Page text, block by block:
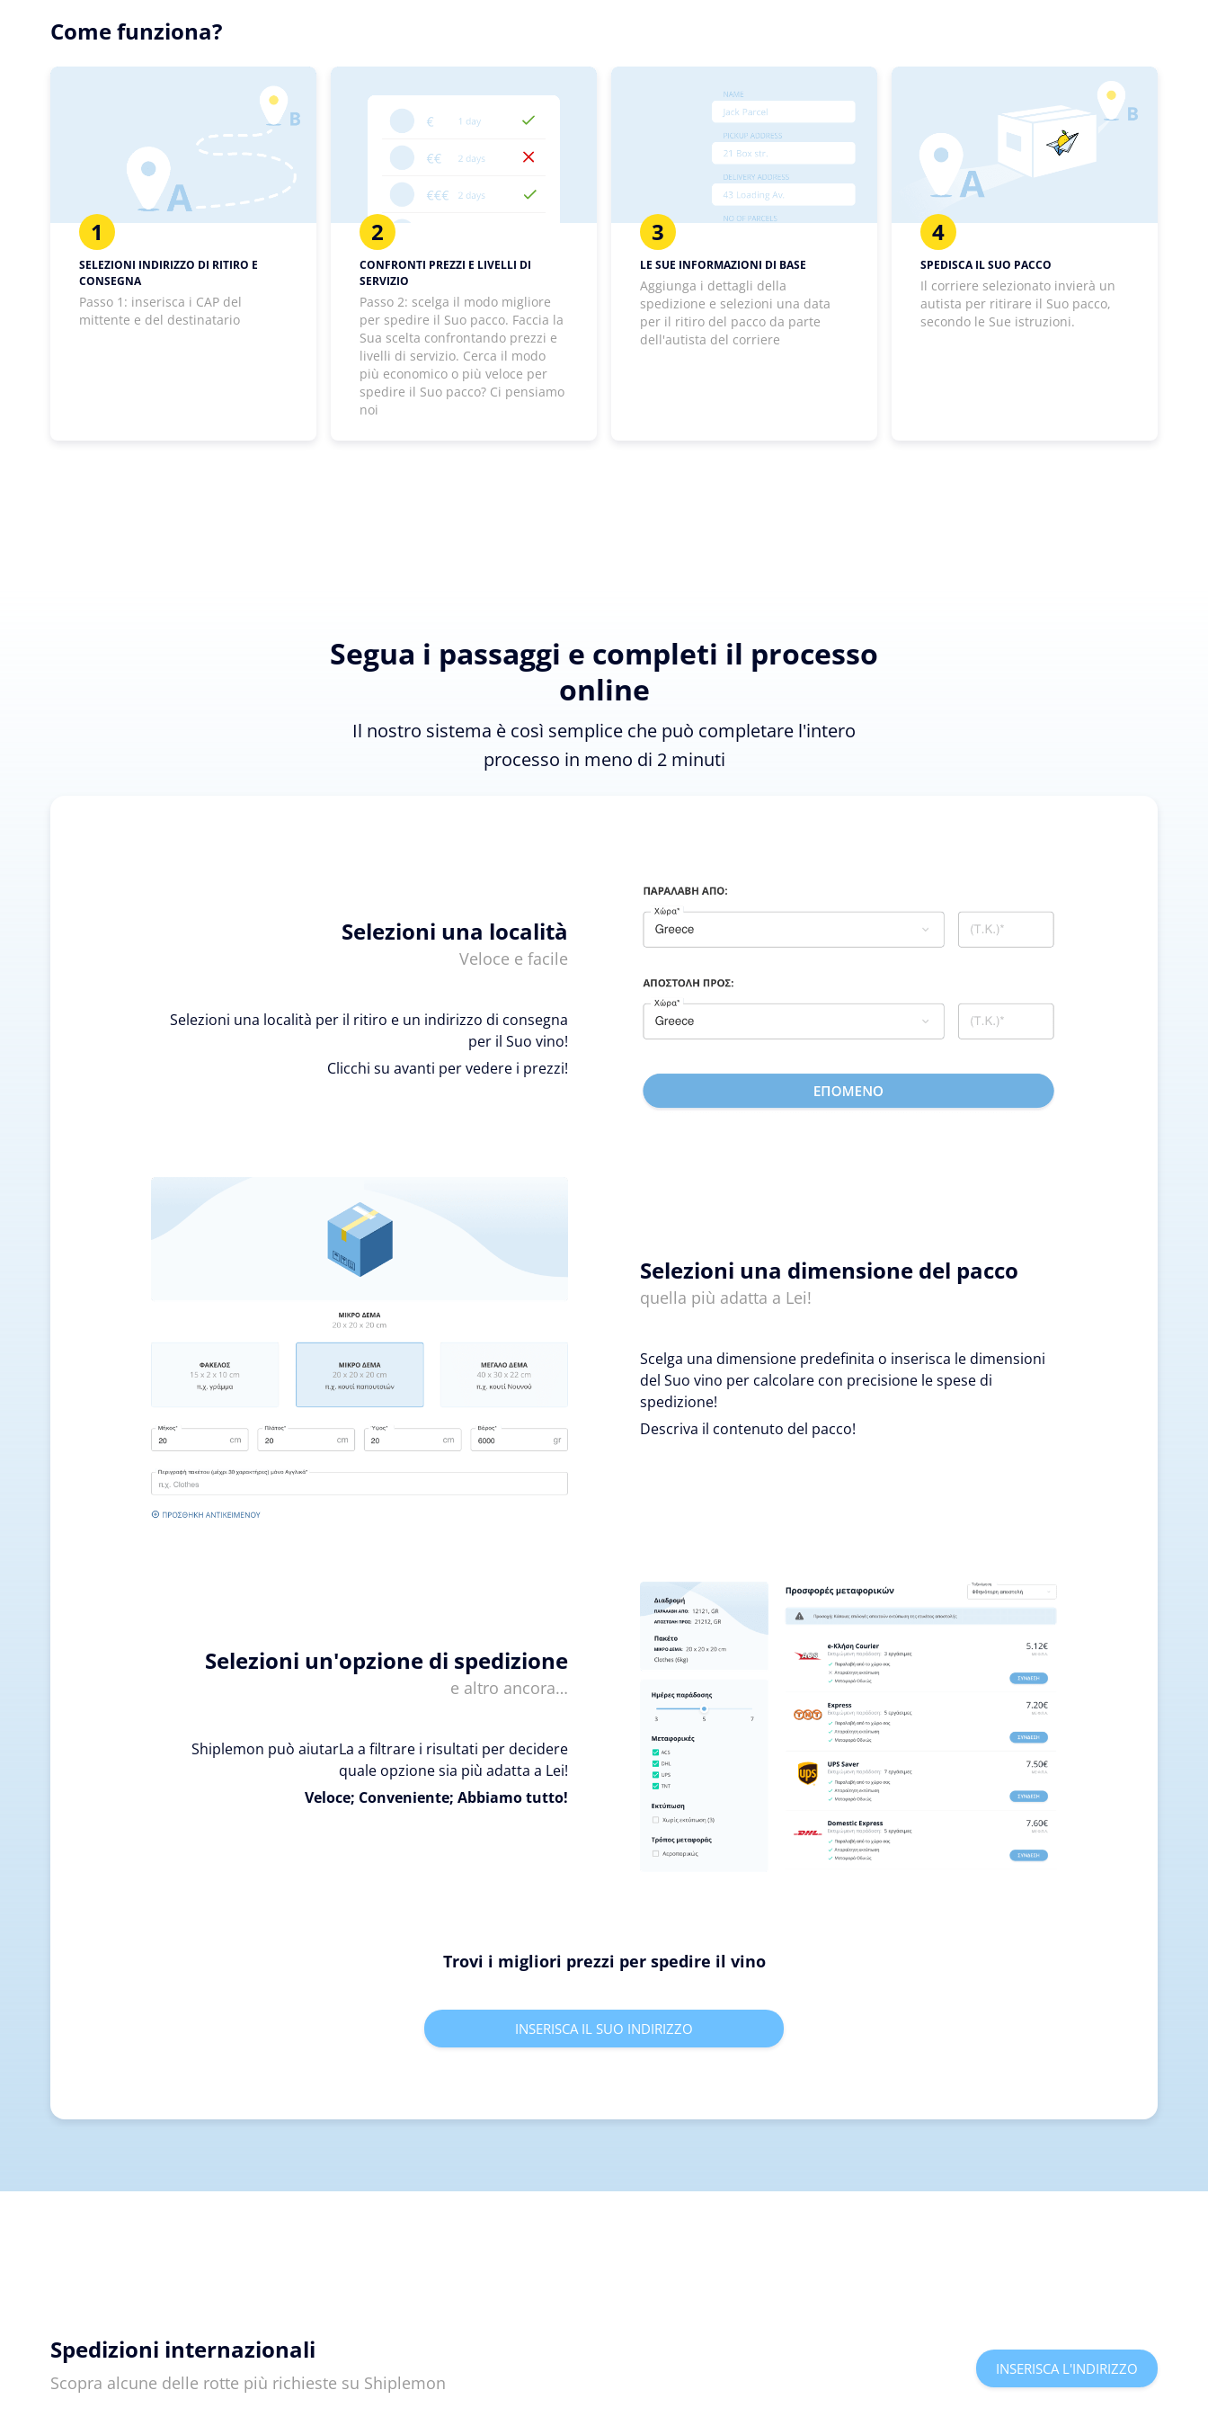
Come funziona?
1
SELEZIONI INDIRIZZO DI RITIRO E
CONSEGNA
Passo 1: inserisca i CAP del
mittente e del destinatario
2
CONFRONTI PREZZI E LIVELLI DI
SERVIZIO
Passo 2: scelga il modo migliore
per spedire il Suo pacco. Faccia la
Sua scelta confrontando prezzi e
livelli di servizio. Cerca il modo
più economico o più veloce per
spedire il Suo pacco? Ci pensiamo
noi
3
LE SUE INFORMAZIONI DI BASE
Aggiunga i dettagli della
spedizione e selezioni una data
per il ritiro del pacco da parte
dell'autista del corriere
4
SPEDISCA IL SUO PACCO
Il corriere selezionato invierà un
autista per ritirare il Suo pacco,
secondo le Sue istruzioni.
Segua i passaggi e completi il processo
online
Il nostro sistema è così semplice che può completare l'intero
processo in meno di 2 minuti
Selezioni una località
Veloce e facile
Selezioni una località per il ritiro e un indirizzo di consegna
per il Suo vino!
Clicchi su avanti per vedere i prezzi!
Selezioni una dimensione del pacco
quella più adatta a Lei!
Scelga una dimensione predefinita o inserisca le dimensioni
del Suo vino per calcolare con precisione le spese di
spedizione!
Descriva il contenuto del pacco!
Selezioni un'opzione di spedizione
e altro ancora…
Shiplemon può aiutarLa a filtrare i risultati per decidere
quale opzione sia più adatta a Lei!
Veloce; Conveniente; Abbiamo tutto!
Trovi i migliori prezzi per spedire il vino
INSERISCA IL SUO INDIRIZZO
Spedizioni internazionali
Scopra alcune delle rotte più richieste su Shiplemon
INSERISCA L'INDIRIZZO